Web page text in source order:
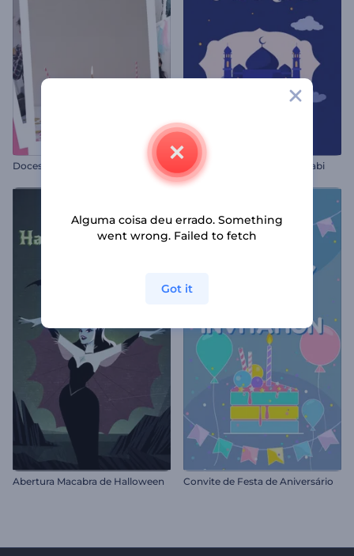
Doces Memórias de Aniversário Animações do Mawlid al-Nabi
Abertura Macabra de Halloween Convite de Festa de Aniversário
Alguma coisa deu errado. Something
went wrong. Failed to fetch
Got it